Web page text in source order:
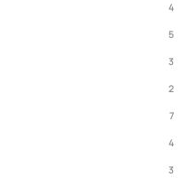
4
5
3
2
7
4
3